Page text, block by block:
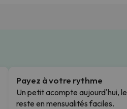
Payez à votre rythme
Un petit acompte aujourd'hui, le
reste en mensualités faciles.